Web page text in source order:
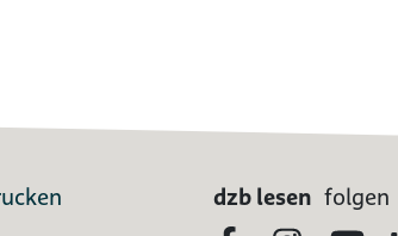
dzb lesen folgen